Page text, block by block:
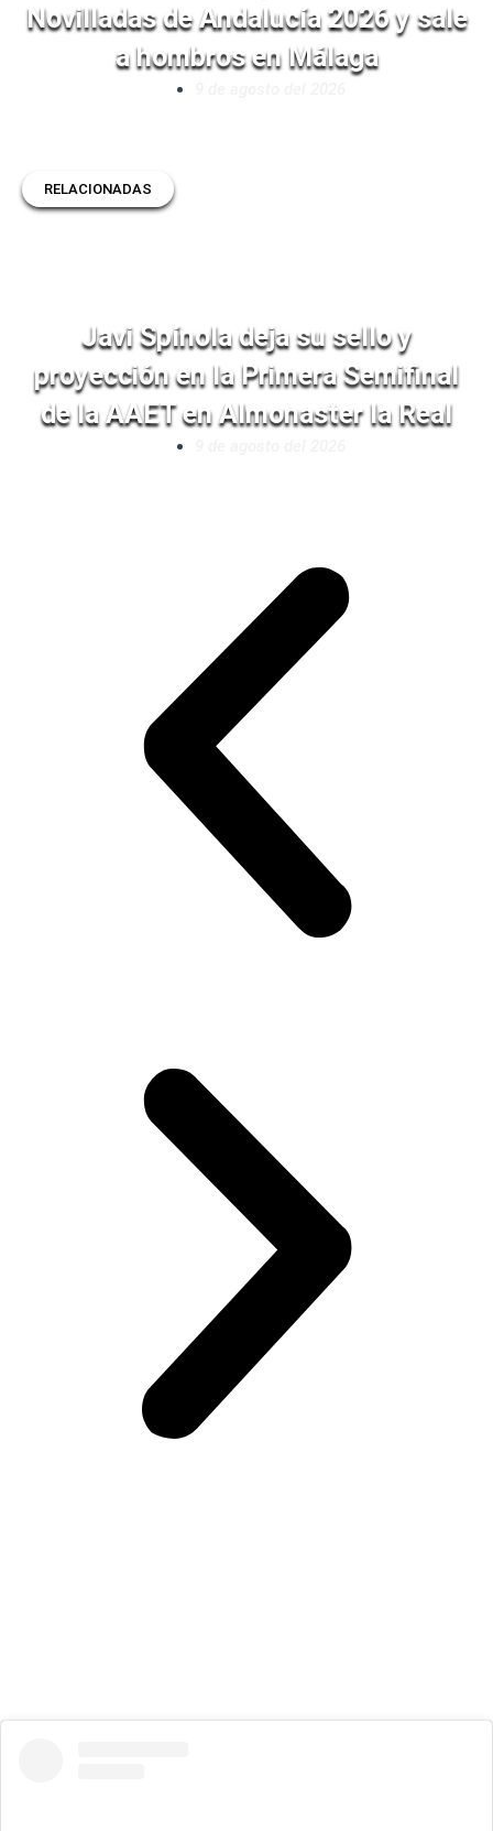
Novilladas de Andalucía 2026 y sale
a hombros en Málaga
RELACIONADAS
Javi Spínola deja su sello y
proyección en la Primera Semifinal
de la AAET en Almonaster la Real